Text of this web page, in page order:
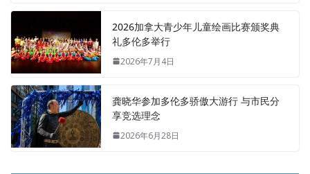
2026加拿大青少年儿童绘画比赛颁奖典
礼多伦多举行
2026年7月4日
龚晓华参加多伦多骄傲大游行 与市民分
享竞选理念
2026年6月28日